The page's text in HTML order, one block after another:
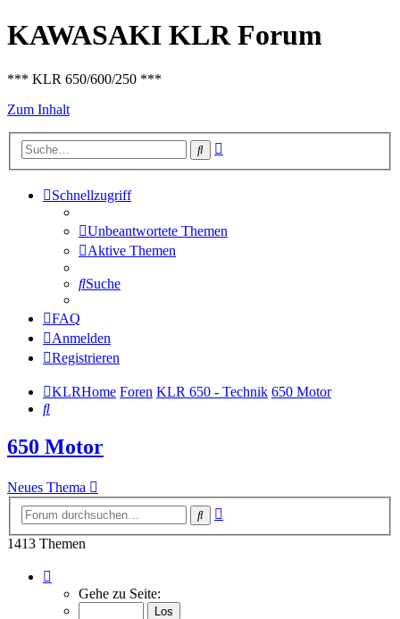
KAWASAKI KLR Forum
*** KLR 650/600/250 ***
Zum Inhalt
Suche
Schnellzugriff
Unbeantwortete Themen
Aktive Themen
Suche
FAQ
Anmelden
Registrieren
KLRHome Foren KLR 650 - Technik 650 Motor
Suche
650 Motor
Neues Thema
Suche
1413 Themen
von
Gehe zu Seite: